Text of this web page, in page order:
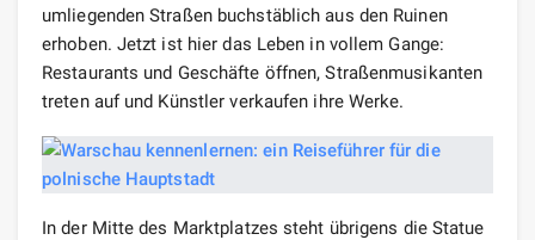
umliegenden Straßen buchstäblich aus den Ruinen
erhoben. Jetzt ist hier das Leben in vollem Gange:
Restaurants und Geschäfte öffnen, Straßenmusikanten
treten auf und Künstler verkaufen ihre Werke.
In der Mitte des Marktplatzes steht übrigens die Statue